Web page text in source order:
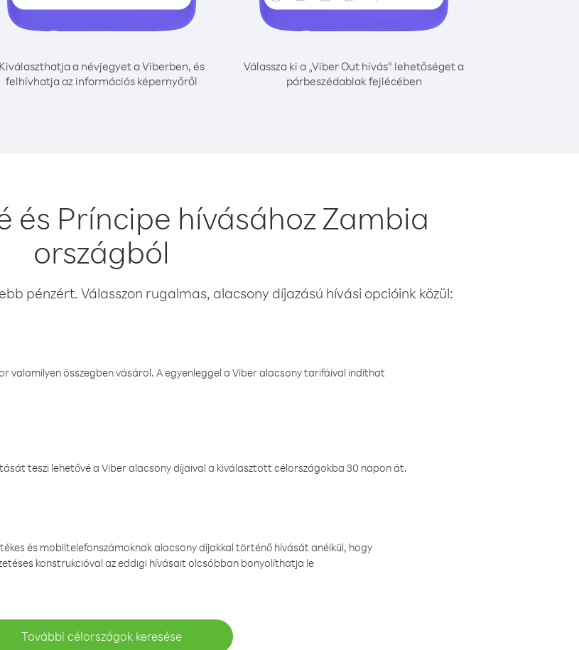
Kiválaszthatja a névjegyet a Viberben, és
felhívhatja az információs képernyőről
Válassza ki a „Viber Out hívás” lehetőséget a
párbeszédablak fejlécében
és Príncipe hívásához Zambia
országból
pénzért. Válasszon rugalmas, alacsony díjazású hívási opcióink közül:
valamilyen összegben vásárol. A egyenleggel a Viber alacsony tarifáival indíthat
teszi lehetővé a Viber alacsony díjaival a kiválasztott célországokba 30 napon át.
és mobiltelefonszámoknak alacsony díjakkal történő hívását anélkül, hogy
konstrukcióval az eddigi hívásait olcsóbban bonyolíthatja le
További célországok keresése